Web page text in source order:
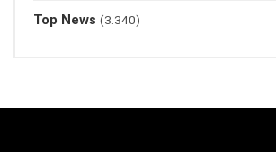
Top News (3.340)